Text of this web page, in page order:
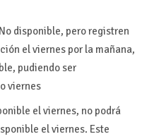
disponible, pero registren
el viernes por la mañana,
pudiendo ser
viernes
el viernes, no podrá
el viernes. Este